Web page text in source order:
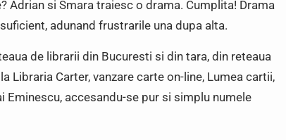
Adrian si Smara traiesc o drama. Cumplita! Drama
adunand frustrarile una dupa alta.
de librarii din Bucuresti si din tara, din reteaua
Libraria Carter, vanzare carte on-line, Lumea cartii,
accesandu-se pur si simplu numele